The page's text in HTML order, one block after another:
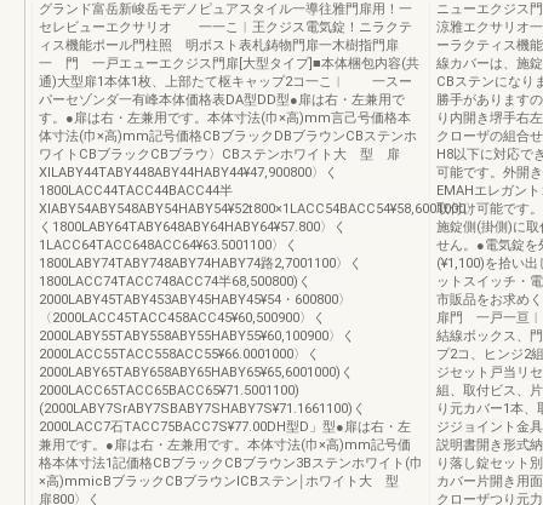
グランド富岳新峻岳モデノピュアスタイル一導往雅門扉用！一
セレビューエクサリオ 一一こ︱王クジス電気錠！ニラクテ
ィス機能ポール門柱照 明ボスト表札鋳物門扉一木樹指門扉
一 門 一戸エューエクジス門扉[大型タイプ]■本体梱包内容(共
通)大型扉1本体1枚、上部たて枢キャップ2コ一こ︱ 一スー
パーセゾンダ一有峰本体価格表DA型DD型●扉は右・左兼用で
す。●扉は右・左兼用です。本体寸法(巾×高)mm言己号価格本
体寸法(巾×高)mm記号価格CBブラックDBブラウンCBステンホ
ワイトCBブラックCBブラウ〉CBステンホワイト大 型 扉
XlLABY44TABY448ABY44HABY44¥47,900800〉く
1800LACC44TACC44BACC44半
XlABY54ABY548ABY54HABY54¥52t800×1LACC54BACC54¥58,6001000〉
く1800LABY64TABY648ABY64HABY64¥57.800〉く
1LACC64TACC648ACC64¥63.5001100〉く
1800LABY74TABY748ABY74HABY74路2,7001100〉く
1800LACC74TACC748ACC74半68,500800)く
2000LABY45TABY453ABY45HABY45¥54・600800〉
〈2000LACC45TACC458ACC45¥60,500900〉く
2000LABY55TABY558ABY55HABY55¥60,100900〉く
2000LACC55TACC558ACC55¥66.0001000〉く
2000LABY65TABY658ABY65HABY65¥65,6001000)く
2000LACC65TACC65BACC65¥71.5001100)
(2000LABY7SrABY7SBABY7SHABY7S¥71.1661100)く
2000LACC7石TACC75BACC7S¥77.00DH型D」型●扉は右・左
兼用です。●扉は右・左兼用です。本体寸法(巾×高)mm記号価
格本体寸法1記価格CBブラックCBブラウン3Bステンホワイト(巾
×高)mmicBブラックCBブラウンICBステン￨ホワイト大 型
扉800〉く
ニューエクジス
涼雅エクサリオ
ーラクティス機
線カバーは、施
CBステンになり
勝手があります
り内開き堺手右
クローザの組合
H8以下に対応で
可能です。外開
EMAHエレガン
取付け可能です
施錠側(掛側)に
せん。●電気錠を
(¥1,100)を拾い
ットスイッチ・
市販品をお求め
扉門 一戸一亘︱
結線ボックス、
プ2コ、ヒンジ2
ジセット戸当リ
組、取付ビス、
り元カバー1本
ジジョイント金
説明書開き形式
り落し錠セット
カバー片開き用
クローザつり元